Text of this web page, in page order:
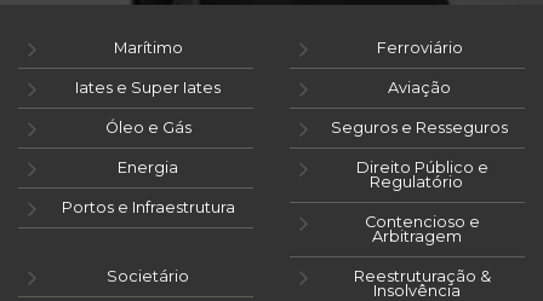
Marítimo
Iates e Super Iates
Óleo e Gás
Energia
Portos e Infraestrutura
Ferroviário
Aviação
Seguros e Resseguros
Direito Público e
Regulatório
Contencioso e
Arbitragem
Societário
Reestruturação &
Insolvência